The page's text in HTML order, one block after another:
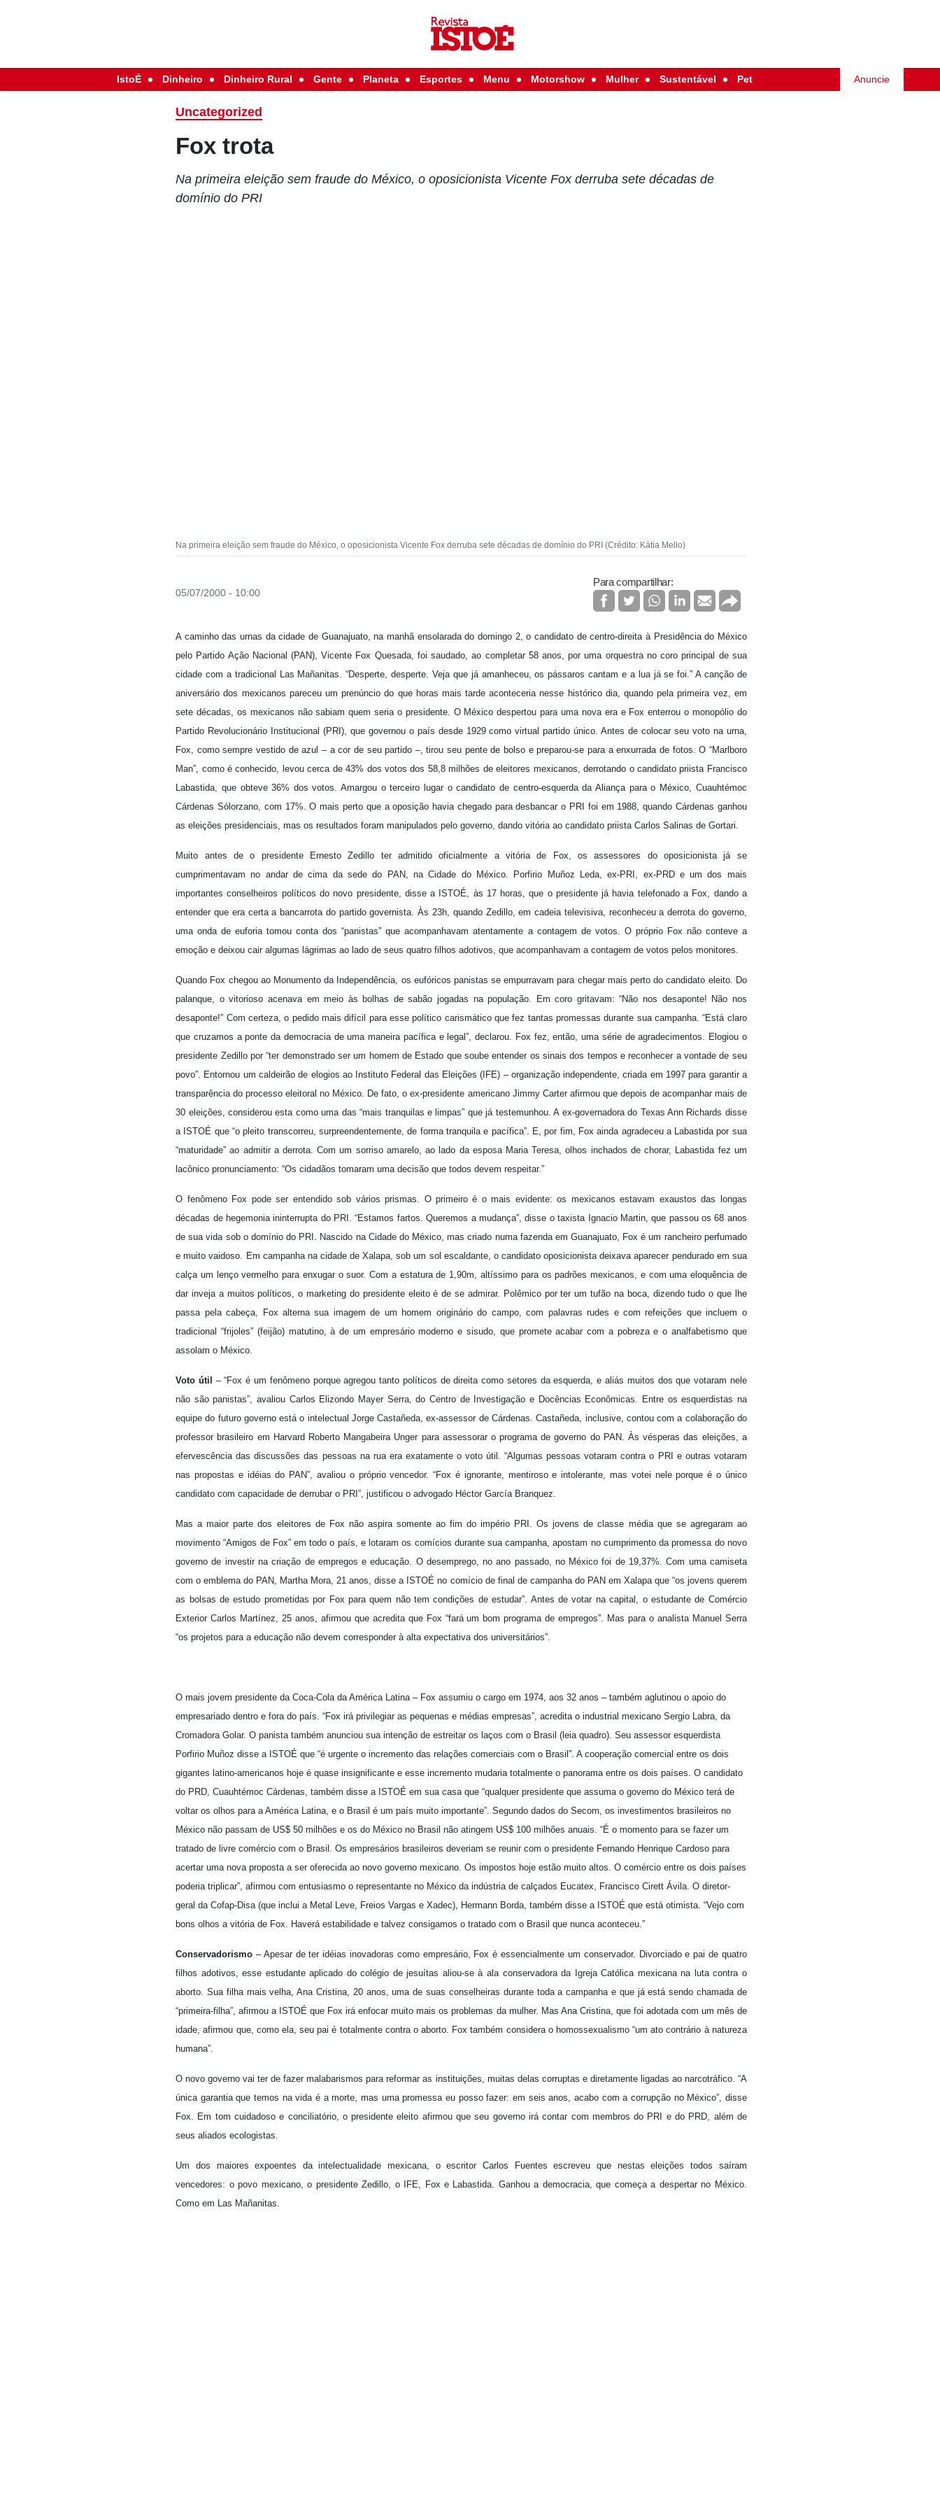
IstoÉ Dinheiro Dinheiro Rural Gente Planeta Esportes Menu Motorshow Mulher Sustentável Pet Anuncie
Uncategorized
Fox trota
Na primeira eleição sem fraude do México, o oposicionista Vicente Fox derruba sete décadas de
domínio do PRI
Na primeira eleição sem fraude do México, o oposicionista Vicente Fox derruba sete décadas de domínio do PRI (Crédito: Kátia Mello)
05/07/2000 - 10:00
Para compartilhar:
A caminho das urnas da cidade de Guanajuato, na manhã ensolarada do domingo 2, o candidato de centro-direita à Presidência do México
pelo Partido Ação Nacional (PAN), Vicente Fox Quesada, foi saudado, ao completar 58 anos, por uma orquestra no coro principal de sua
cidade com a tradicional Las Mañanitas. “Desperte, desperte. Veja que já amanheceu, os pássaros cantam e a lua já se foi.” A canção de
aniversário dos mexicanos pareceu um prenúncio do que horas mais tarde aconteceria nesse histórico dia, quando pela primeira vez, em
sete décadas, os mexicanos não sabiam quem seria o presidente. O México despertou para uma nova era e Fox enterrou o monopólio do
Partido Revolucionário Institucional (PRI), que governou o país desde 1929 como virtual partido único. Antes de colocar seu voto na urna,
Fox, como sempre vestido de azul – a cor de seu partido –, tirou seu pente de bolso e preparou-se para a enxurrada de fotos. O “Marlboro
Man”, como é conhecido, levou cerca de 43% dos votos dos 58,8 milhões de eleitores mexicanos, derrotando o candidato priista Francisco
Labastida, que obteve 36% dos votos. Amargou o terceiro lugar o candidato de centro-esquerda da Aliança para o México, Cuauhtémoc
Cárdenas Sólorzano, com 17%. O mais perto que a oposição havia chegado para desbancar o PRI foi em 1988, quando Cárdenas ganhou
as eleições presidenciais, mas os resultados foram manipulados pelo governo, dando vitória ao candidato priista Carlos Salinas de Gortari.
Muito antes de o presidente Ernesto Zedillo ter admitido oficialmente a vitória de Fox, os assessores do oposicionista já se
cumprimentavam no andar de cima da sede do PAN, na Cidade do México. Porfirio Muñoz Leda, ex-PRI, ex-PRD e um dos mais
importantes conselheiros políticos do novo presidente, disse a ISTOÉ, às 17 horas, que o presidente já havia telefonado a Fox, dando a
entender que era certa a bancarrota do partido governista. Às 23h, quando Zedillo, em cadeia televisiva, reconheceu a derrota do governo,
uma onda de euforia tomou conta dos “panistas” que acompanhavam atentamente a contagem de votos. O próprio Fox não conteve a
emoção e deixou cair algumas lágrimas ao lado de seus quatro filhos adotivos, que acompanhavam a contagem de votos pelos monitores.
Quando Fox chegou ao Monumento da Independência, os eufóricos panistas se empurravam para chegar mais perto do candidato eleito. Do
palanque, o vitorioso acenava em meio às bolhas de sabão jogadas na população. Em coro gritavam: “Não nos desaponte! Não nos
desaponte!” Com certeza, o pedido mais difícil para esse político carismático que fez tantas promessas durante sua campanha. “Está claro
que cruzamos a ponte da democracia de uma maneira pacífica e legal”, declarou. Fox fez, então, uma série de agradecimentos. Elogiou o
presidente Zedillo por “ter demonstrado ser um homem de Estado que soube entender os sinais dos tempos e reconhecer a vontade de seu
povo”. Entornou um caldeirão de elogios ao Instituto Federal das Eleições (IFE) – organização independente, criada em 1997 para garantir a
transparência do processo eleitoral no México. De fato, o ex-presidente americano Jimmy Carter afirmou que depois de acompanhar mais de
30 eleições, considerou esta como uma das “mais tranquilas e limpas” que já testemunhou. A ex-governadora do Texas Ann Richards disse
a ISTOÉ que “o pleito transcorreu, surpreendentemente, de forma tranquila e pacífica”. E, por fim, Fox ainda agradeceu a Labastida por sua
“maturidade” ao admitir a derrota. Com um sorriso amarelo, ao lado da esposa Maria Teresa, olhos inchados de chorar, Labastida fez um
lacônico pronunciamento: “Os cidadãos tomaram uma decisão que todos devem respeitar.”
O fenômeno Fox pode ser entendido sob vários prismas. O primeiro é o mais evidente: os mexicanos estavam exaustos das longas
décadas de hegemonia ininterrupta do PRI. “Estamos fartos. Queremos a mudança”, disse o taxista Ignacio Martin, que passou os 68 anos
de sua vida sob o domínio do PRI. Nascido na Cidade do México, mas criado numa fazenda em Guanajuato, Fox é um rancheiro perfumado
e muito vaidoso. Em campanha na cidade de Xalapa, sob um sol escaldante, o candidato oposicionista deixava aparecer pendurado em sua
calça um lenço vermelho para enxugar o suor. Com a estatura de 1,90m, altíssimo para os padrões mexicanos, e com uma eloquência de
dar inveja a muitos políticos, o marketing do presidente eleito é de se admirar. Polêmico por ter um tufão na boca, dizendo tudo o que lhe
passa pela cabeça, Fox alterna sua imagem de um homem originário do campo, com palavras rudes e com refeições que incluem o
tradicional “frijoles” (feijão) matutino, à de um empresário moderno e sisudo, que promete acabar com a pobreza e o analfabetismo que
assolam o México.
Voto útil
– “Fox é um fenômeno porque agregou tanto políticos de direita como setores da esquerda, e aliás muitos dos que votaram nele
não são panistas”, avaliou Carlos Elizondo Mayer Serra, do Centro de Investigação e Docências Econômicas. Entre os esquerdistas na
equipe do futuro governo está o intelectual Jorge Castañeda, ex-assessor de Cárdenas. Castañeda, inclusive, contou com a colaboração do
professor brasileiro em Harvard Roberto Mangabeira Unger para assessorar o programa de governo do PAN. Às vésperas das eleições, a
efervescência das discussões das pessoas na rua era exatamente o voto útil. “Algumas pessoas votaram contra o PRI e outras votaram
nas propostas e idéias do PAN”, avaliou o próprio vencedor. “Fox é ignorante, mentiroso e intolerante, mas votei nele porque é o único
candidato com capacidade de derrubar o PRI”, justificou o advogado Héctor García Branquez.
Mas a maior parte dos eleitores de Fox não aspira somente ao fim do império PRI. Os jovens de classe média que se agregaram ao
movimento “Amigos de Fox” em todo o país, e lotaram os comícios durante sua campanha, apostam no cumprimento da promessa do novo
governo de investir na criação de empregos e educação. O desemprego, no ano passado, no México foi de 19,37%. Com uma camiseta
com o emblema do PAN, Martha Mora, 21 anos, disse a ISTOÉ no comício de final de campanha do PAN em Xalapa que “os jovens querem
as bolsas de estudo prometidas por Fox para quem não tem condições de estudar”. Antes de votar na capital, o estudante de Comércio
Exterior Carlos Martínez, 25 anos, afirmou que acredita que Fox “fará um bom programa de empregos”. Mas para o analista Manuel Serra
“os projetos para a educação não devem corresponder à alta expectativa dos universitários”.
O mais jovem presidente da Coca-Cola da América Latina – Fox assumiu o cargo em 1974, aos 32 anos – também aglutinou o apoio do
empresariado dentro e fora do país. “Fox irá privilegiar as pequenas e médias empresas”, acredita o industrial mexicano Sergio Labra, da
Cromadora Golar. O panista também anunciou sua intenção de estreitar os laços com o Brasil (leia quadro). Seu assessor esquerdista
Porfirio Muñoz disse a ISTOÉ que “é urgente o incremento das relações comerciais com o Brasil”. A cooperação comercial entre os dois
gigantes latino-americanos hoje é quase insignificante e esse incremento mudaria totalmente o panorama entre os dois países. O candidato
do PRD, Cuauhtémoc Cárdenas, também disse a ISTOÉ em sua casa que “qualquer presidente que assuma o governo do México terá de
voltar os olhos para a América Latina, e o Brasil é um país muito importante”. Segundo dados do Secom, os investimentos brasileiros no
México não passam de US$ 50 milhões e os do México no Brasil não atingem US$ 100 milhões anuais. “É o momento para se fazer um
tratado de livre comércio com o Brasil. Os empresários brasileiros deveriam se reunir com o presidente Fernando Henrique Cardoso para
acertar uma nova proposta a ser oferecida ao novo governo mexicano. Os impostos hoje estão muito altos. O comércio entre os dois países
poderia triplicar”, afirmou com entusiasmo o representante no México da indústria de calçados Eucatex, Francisco Cirett Ávila. O diretor-
geral da Cofap-Disa (que inclui a Metal Leve, Freios Vargas e Xadec), Hermann Borda, também disse a ISTOÉ que está otimista. “Vejo com
bons olhos a vitória de Fox. Haverá estabilidade e talvez consigamos o tratado com o Brasil que nunca aconteceu.”
Conservadorismo – Apesar de ter idéias inovadoras como empresário, Fox é essencialmente um conservador. Divorciado e pai de quatro
filhos adotivos, esse estudante aplicado do colégio de jesuítas aliou-se à ala conservadora da Igreja Católica mexicana na luta contra o
aborto. Sua filha mais velha, Ana Cristina, 20 anos, uma de suas conselheiras durante toda a campanha e que já está sendo chamada de
“primeira-filha”, afirmou a ISTOÉ que Fox irá enfocar muito mais os problemas da mulher. Mas Ana Cristina, que foi adotada com um mês de
idade, afirmou que, como ela, seu pai é totalmente contra o aborto. Fox também considera o homossexualismo “um ato contrário à natureza
humana”.
O novo governo vai ter de fazer malabarismos para reformar as instituições, muitas delas corruptas e diretamente ligadas ao narcotráfico. “A
única garantia que temos na vida é a morte, mas uma promessa eu posso fazer: em seis anos, acabo com a corrupção no México”, disse
Fox. Em tom cuidadoso e conciliatório, o presidente eleito afirmou que seu governo irá contar com membros do PRI e do PRD, além de
seus aliados ecologistas.
Um dos maiores expoentes da intelectualidade mexicana, o escritor Carlos Fuentes escreveu que nestas eleições todos saíram
vencedores: o povo mexicano, o presidente Zedillo, o IFE, Fox e Labastida. Ganhou a democracia, que começa a despertar no México.
Como em Las Mañanitas.